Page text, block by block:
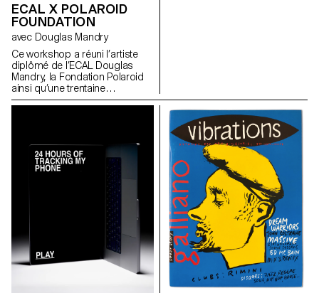
ECAL X POLAROID
FOUNDATION
avec Douglas Mandry
Ce workshop a réuni l’artiste
diplômé de l’ECAL Douglas
Mandry, la Fondation Polaroid
ainsi qu’une trentaine
d’étudiant-e-x-s du Bachelor
produisant des films Polaroid
au format 40 × 60 cm et
pesant près de 200 kg. Cette
expérience a été rendue
opérateurs, John Reuter et
Harriet Browse et toute l'équipe
de la fondation Polaroid, qui ont
initié les étudiants à l’utilisation
de cet appareil unique. Douglas
Mandry a assuré la direction
artistique du projet et a
accompagnée de plusieurs
questions simples. En
combinant ces données, ils ont
réalisé trois affiches recto verso
collaboratives, destinées à être
imprimées en offset pour les
Portes Ouvertes de l’ECAL.
Chaque affiche possède sa
propre combinaison
bichromique et se transforme
en livret grâce à un pliage. Ce
travail met en avant la
puissance combinatoire
d’éléments simples comme
force du design graphique,
ainsi que l’importance du